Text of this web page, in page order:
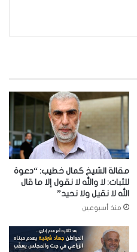
مقالة الشيخ كمال خطيب: “دعوة
للثبات: لا والله لا نقول إلا ما قال
الله لا نقيل ولا نحيد”
منذ أسبوعين